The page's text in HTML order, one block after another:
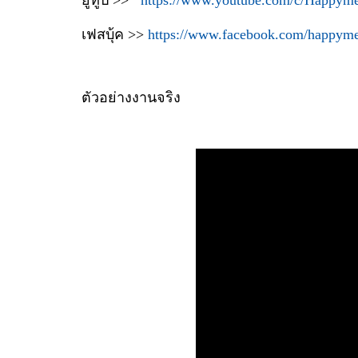
เฟสบุ้ค >> https://www.facebook.com/
ตัวอย่างงานจริง